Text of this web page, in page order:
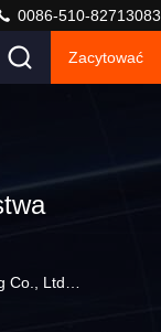
0086-510-82713083
Zacytować